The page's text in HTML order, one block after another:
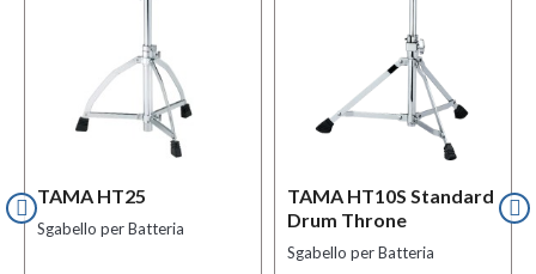
TAMA HT25
Sgabello per Batteria
TAMA HT10S Standard
Drum Throne
Sgabello per Batteria